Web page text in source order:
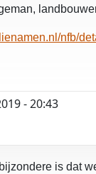
nfb/
- 20:43
is dat